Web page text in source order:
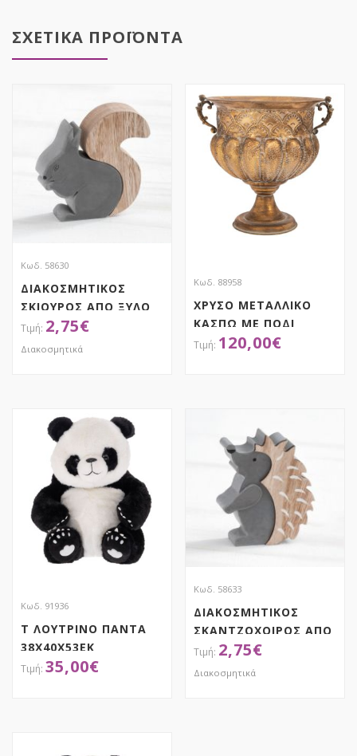
ΣΧΕΤΙΚΑ ΠΡΟΪΟΝΤΑ
Κωδ. 58630
ΔΙΑΚΟΣΜΗΤΙΚΟΣ
ΣΚΙΟΥΡΟΣ ΑΠΟ ΞΥΛΟ
& ΤΣΙΜΕΝΤΟ
2,75€
Διακοσμητικά
Κωδ. 88958
ΧΡΥΣΟ ΜΕΤΑΛΛΙΚΟ
ΚΑΣΠΩ ΜΕ ΠΟΔΙ
51,5Χ45Χ50ΕΚ
120,00€
Κωδ. 91936
Τ ΛΟΥΤΡΙΝΟ ΠΑΝΤΑ
38Χ40Χ53ΕΚ
35,00€
Κωδ. 58633
ΔΙΑΚΟΣΜΗΤΙΚΟΣ
ΣΚΑΝΤΖΟΧΟΙΡΟΣ ΑΠΟ
ΞΥΛΟ & ΤΣΙΜΕΝΤΟ
2,75€
Διακοσμητικά